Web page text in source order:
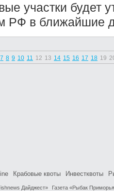
участки будет
РФ в ближайшие
7 8 9 10 11 12 13 14 15 16 17 18 19
Крабовые квоты Инвестквоты
Дайджест»
Газета «Рыбак